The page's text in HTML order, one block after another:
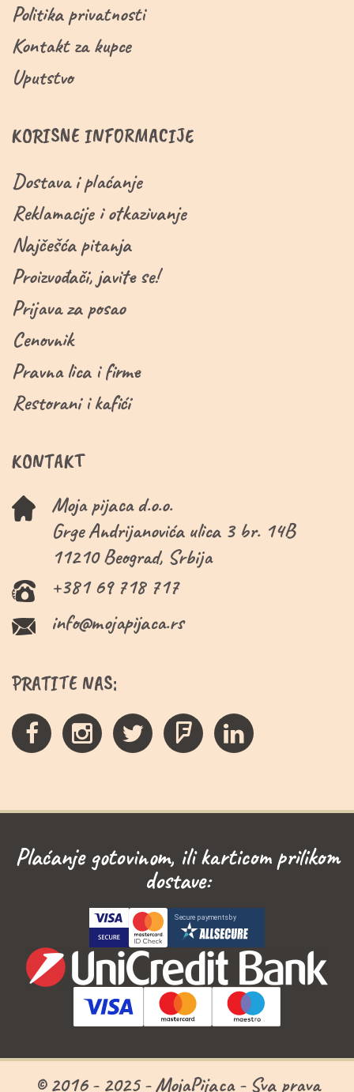
Politika privatnosti
Kontakt za kupce
Uputstvo
KORISNE INFORMACIJE
Dostava i plaćanje
Reklamacije i otkazivanje
Najčešća pitanja
Proizvođači, javite se!
Prijava za posao
Cenovnik
Pravna lica i firme
Restorani i kafići
KONTAKT
Moja pijaca d.o.o.
Grge Andrijanovića ulica 3 br. 14B
11210 Beograd, Srbija
+381 69 718 717
info@mojapijaca.rs
PRATITE NAS:
Plaćanje gotovinom, ili karticom prilikom
dostave:
© 2016 - 2025 - MojaPijaca - Sva prava